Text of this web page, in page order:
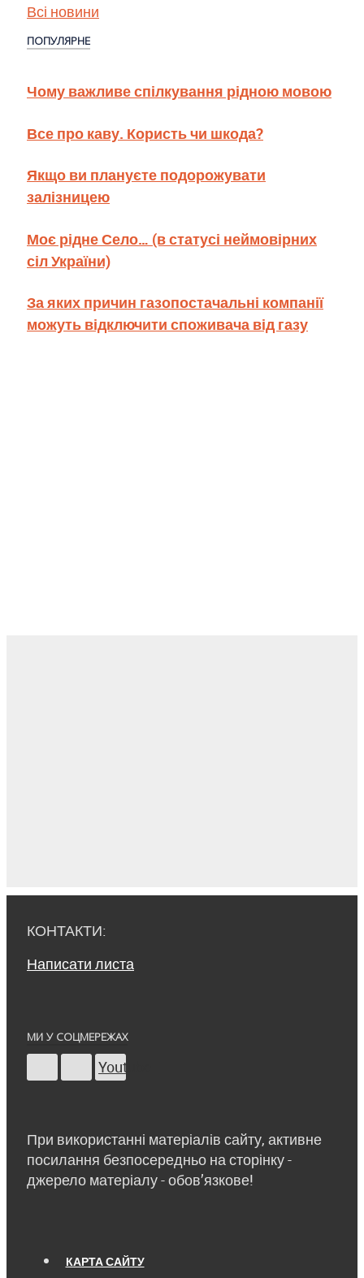
Всі новини
ПОПУЛЯРНЕ
Чому важливе спілкування рідною мовою
Все про каву. Користь чи шкода?
Якщо ви плануєте подорожувати
залізницею
Моє рідне Село… (в статусі неймовірних
сіл України)
За яких причин газопостачальні компанії
можуть відключити споживача від газу
КОНТАКТИ:
Написати листа
МИ У СОЦМЕРЕЖАХ
Youtube
При використанні матеріалів сайту, активне
посилання безпосередньо на сторінку -
джерело матеріалу - обов’язкове!
КАРТА САЙТУ